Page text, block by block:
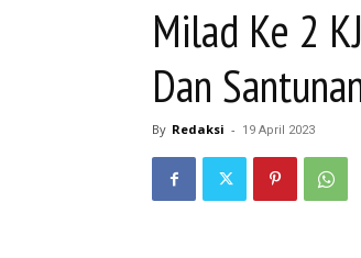
Milad Ke 2
Dan
By Redaksi - 19 April 2023